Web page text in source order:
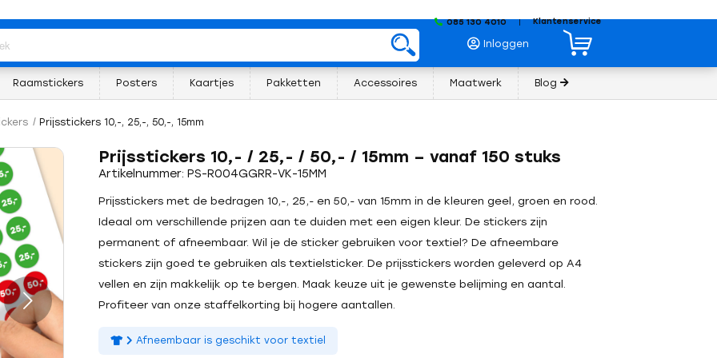
085 130 4010
| Klantenservice
Inloggen
/ Prijsstickers 10,-, 25,-, 50,-, 15mm
Raamstickers Posters Kaartjes Pakketten Accessoires Maatwerk Blog
Prijsstickers 10,- / 25,- / 50,- / 15mm – vanaf 150 stuks
Artikelnummer: PS-R004GGRR-VK-15MM
Prijsstickers met de bedragen 10,-, 25,- en 50,- van 15mm in de kleuren geel, groen en rood.
Ideaal om verschillende prijzen aan te duiden met een eigen kleur. De stickers zijn
permanent of afneembaar. Wil je de sticker gebruiken voor textiel? De afneembare
stickers zijn goed te gebruiken als textielsticker. De prijsstickers worden geleverd op A4
vellen en zijn makkelijk op te bergen. Maak keuze uit je gewenste belijming en aantal.
Profiteer van onze staffelkorting bij hogere aantallen.
Afneembaar is geschikt voor textiel